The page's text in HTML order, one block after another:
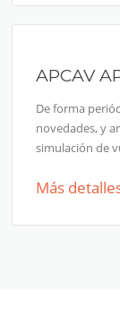
APCAV
De forma
novedades, y
simulación de
Más